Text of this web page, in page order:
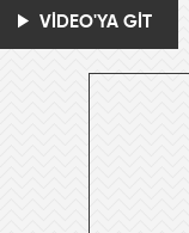
VİDEO'YA GİT